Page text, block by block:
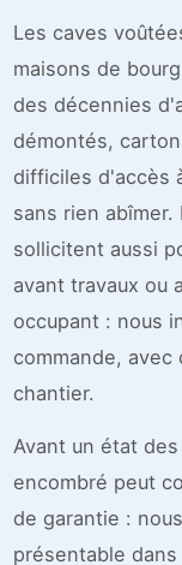
Les caves
maisons de
des décennies
démontés,
difficiles d'accès
sans rien
sollicitent aussi
avant travaux ou
occupant : nous
commande,
chantier.
Avant un état
encombré peut
de garantie :
présentable